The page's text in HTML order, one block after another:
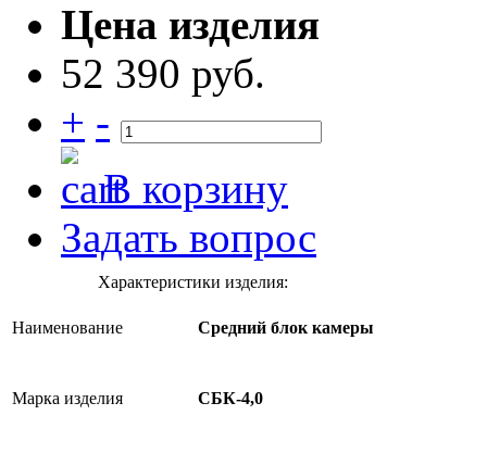
Цена изделия
52 390 руб.
+ -
В корзину
Задать вопрос
Характеристики изделия:
Наименование Средний блок камеры
Марка изделия СБК-4,0